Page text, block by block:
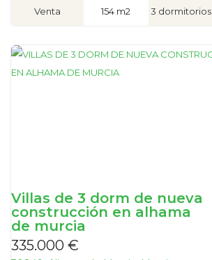
Venta 154 m2 3 dormitorios
Villas de 3 dorm de nueva
construcción en alhama
de murcia
335.000 €